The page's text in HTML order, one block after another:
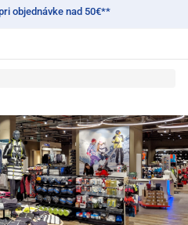
objednávke nad 50€**